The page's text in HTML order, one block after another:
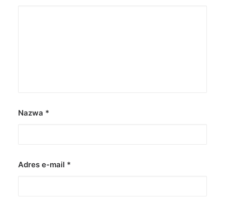
Nazwa *
Adres e-mail *